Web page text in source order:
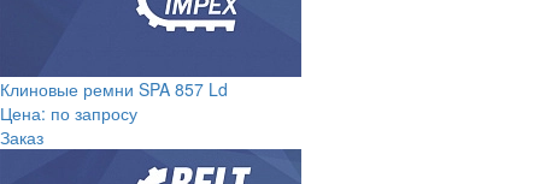
Клиновые ремни SPA 857 Ld
Цена: по запросу
Заказ